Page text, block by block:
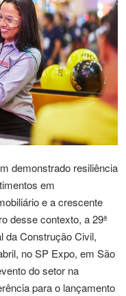
demonstrado resiliência
em
e a crescente
desse contexto, a 29ª
da Construção Civil,
no SP Expo, em São
do setor na
para o lançamento